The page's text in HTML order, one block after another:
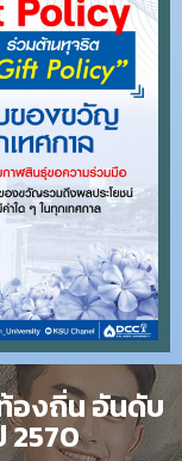
องถิ่น อันดับ
2570